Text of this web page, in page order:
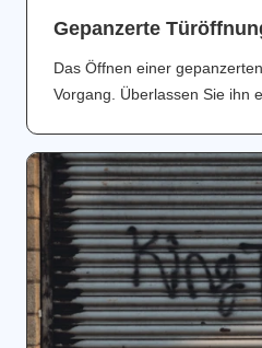
Gepanzerte
Das Öffnen einer
Vorgang. Überlassen Sie ihn